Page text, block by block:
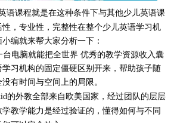
语课程就是在这种条件下与其他少儿英语课
，专业性，完整性在整个少儿英语学习机
编就来帮大家分析一下：
台电脑就能把全世界 优秀的教学资源收入囊
习机构的固定僵硬区别开来，帮助孩子随
有时间与空间上的局限。
的外教全部来自欧美国家，经过团队的层层
教学能力是经过验证的，懂得如何与不同